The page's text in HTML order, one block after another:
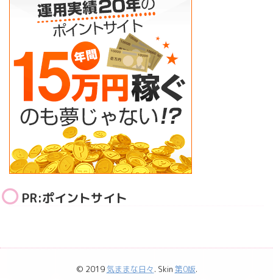
PR:ポイントサイト
© 2019 気ままな日々. Skin 第0版.